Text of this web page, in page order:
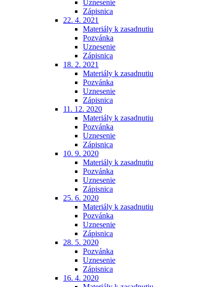
Uznesenie
Zápisnica
22. 4. 2021
Materiály k zasadnutiu
Pozvánka
Uznesenie
Zápisnica
18. 2. 2021
Materiály k zasadnutiu
Pozvánka
Uznesenie
Zápisnica
11. 12. 2020
Materiály k zasadnutiu
Pozvánka
Uznesenie
Zápisnica
10. 9. 2020
Materiály k zasadnutiu
Pozvánka
Uznesenie
Zápisnica
25. 6. 2020
Materiály k zasadnutiu
Pozvánka
Uznesenie
Zápisnica
28. 5. 2020
Pozvánka
Uznesenie
Zápisnica
16. 4. 2020